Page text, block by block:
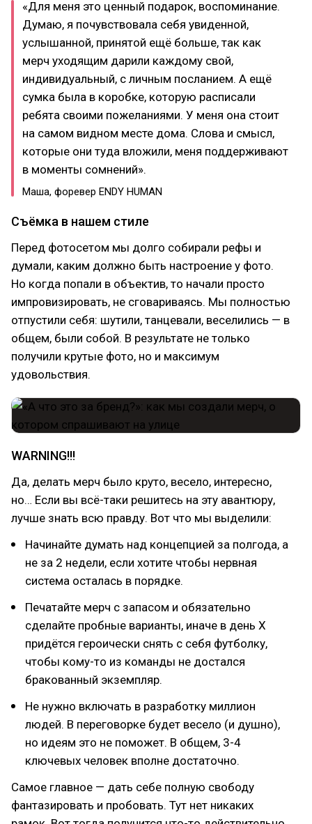
«Для меня это ценный подарок, воспоминание.
Думаю, я почувствовала себя увиденной,
услышанной, принятой ещё больше, так как
мерч уходящим дарили каждому свой,
индивидуальный, с личным посланием. А ещё
сумка была в коробке, которую расписали
ребята своими пожеланиями. У меня она стоит
на самом видном месте дома. Слова и смысл,
которые они туда вложили, меня поддерживают
в моменты сомнений».
Маша, форевер ENDY HUMAN
Съёмка в нашем стиле
Перед фотосетом мы долго собирали рефы и
думали, каким должно быть настроение у фото.
Но когда попали в объектив, то начали просто
импровизировать, не сговариваясь. Мы полностью
отпустили себя: шутили, танцевали, веселились — в
общем, были собой. В результате не только
получили крутые фото, но и максимум
удовольствия.
WARNING!!!
Да, делать мерч было круто, весело, интересно,
но… Если вы всё-таки решитесь на эту авантюру,
лучше знать всю правду. Вот что мы выделили:
Начинайте думать над концепцией за полгода, а
не за 2 недели, если хотите чтобы нервная
система осталась в порядке.
Печатайте мерч с запасом и обязательно
сделайте пробные варианты, иначе в день X
придётся героически снять с себя футболку,
чтобы кому-то из команды не достался
бракованный экземпляр.
Не нужно включать в разработку миллион
людей. В переговорке будет весело (и душно),
но идеям это не поможет. В общем, 3-4
ключевых человек вполне достаточно.
Самое главное — дать себе полную свободу
фантазировать и пробовать. Тут нет никаких